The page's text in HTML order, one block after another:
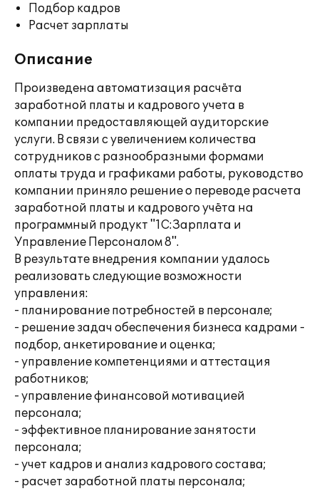
Подбор кадров
Расчет зарплаты
Описание
Произведена автоматизация расчёта
заработной платы и кадрового учета в
компании предоставляющей аудиторские
услуги. В связи с увеличением количества
сотрудников с разнообразными формами
оплаты труда и графиками работы, руководство
компании приняло решение о переводе расчета
заработной платы и кадрового учёта на
программный продукт "1С:Зарплата и
Управление Персоналом 8".
В результате внедрения компании удалось
реализовать следующие возможности
управления:
- планирование потребностей в персонале;
- решение задач обеспечения бизнеса кадрами -
подбор, анкетирование и оценка;
- управление компетенциями и аттестация
работников;
- управление финансовой мотивацией
персонала;
- эффективное планирование занятости
персонала;
- учет кадров и анализ кадрового состава;
- расчет заработной платы персонала;